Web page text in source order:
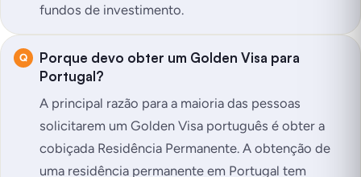
fundos de investimento.
Porque devo obter um Golden Visa para
Portugal?
A principal razão para a maioria das pessoas
solicitarem um Golden Visa português é obter a
cobiçada Residência Permanente. A obtenção de
uma residência permanente em Portugal tem